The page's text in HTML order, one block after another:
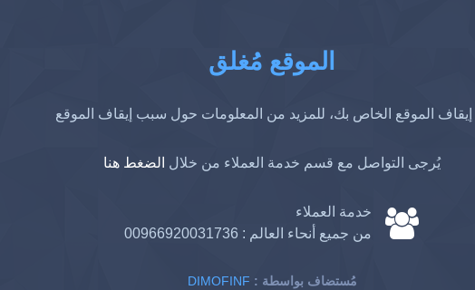
الموقع مُغلق
إيقاف الموقع الخاص بك، للمزيد من المعلومات حول سبب إيقاف الموقع
يُرجى التواصل مع قسم خدمة العملاء من خلال الضغط هنا
خدمة العملاء
من جميع أنحاء العالم : 00966920031736
DIMOFINF : مُستضاف بواسطة